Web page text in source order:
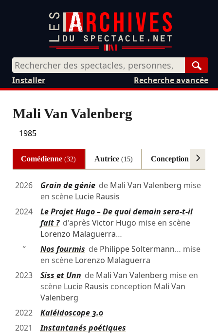
Recherche avancée
Installer
Mali Van Valenberg
1985
Comédienne(32) Autrice (15) Conception (5)
2026 Grain de géniede Mali Van Valenberg mise
en scène Lucie Rausis
2024
Le Projet Hugo – De quoi demain sera-t-il
fait ?d'après Victor Hugo mise en scène
Lorenzo Malaguerra…
″
Nos fourmis de Philippe Soltermann… mise
en scène Lorenzo Malaguerra
2023
Siss et Unn de Mali Van Valenberg mise en
scène Lucie Rausis conception Mali Van
Valenberg
2022
Kaléidoscope 3.0
2021
Instantanés poétiques